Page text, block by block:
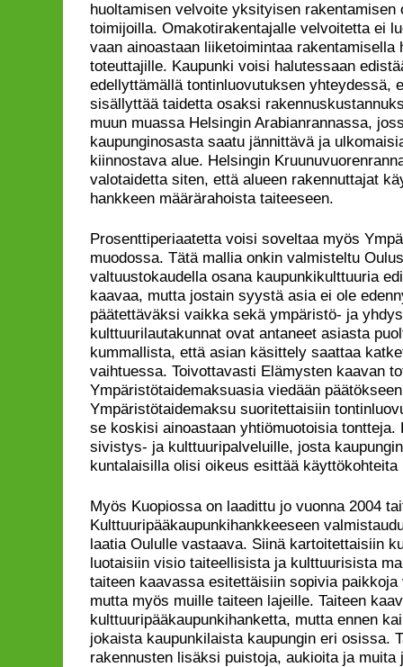
huoltamisen velvoite yksityisen
toimijoilla. Omakotirakentajalle velvoitetta ei
vaan ainoastaan liiketoimintaa
toteuttajille. Kaupunki voisi halutessaan
edellyttämällä tontinluovutuksen yhteydessä,
sisällyttää taidetta osaksi
muun muassa Helsingin Arabianrannassa,
kaupunginosasta saatu jännittävä ja
kiinnostava alue. Helsingin
valotaidetta siten, että alueen rakennuttajat
hankkeen määrärahoista taiteeseen.
Prosenttiperiaatetta voisi soveltaa myös
muodossa. Tätä mallia onkin valmisteltu
valtuustokaudella osana kaupunkikulttuuria
kaavaa, mutta jostain syystä asia ei ole
päätettäväksi vaikka sekä ympäristö- ja
kulttuurilautakunnat ovat antaneet asiasta
kummallista, että asian käsittely saattaa
vaihtuessa. Toivottavasti Elämysten kaavan
Ympäristötaidemaksuasia viedään
Ympäristötaidemaksu suoritettaisiin
se koskisi ainoastaan yhtiömuotoisia tontteja.
sivistys- ja kulttuuripalveluille, josta
kuntalaisilla olisi oikeus esittää
Myös Kuopiossa on laadittu jo vuonna 2004
Kulttuuripääkaupunkihankkeeseen
laatia Oululle vastaava. Siinä kartoitettaisiin
luotaisiin visio taiteellisista ja kulttuurisista
taiteen kaavassa esitettäisiin sopivia
mutta myös muille taiteen lajeille. Taiteen
kulttuuripääkaupunkihanketta, mutta ennen
jokaista kaupunkilaista kaupungin eri osissa.
rakennusten lisäksi puistoja, aukioita ja muita